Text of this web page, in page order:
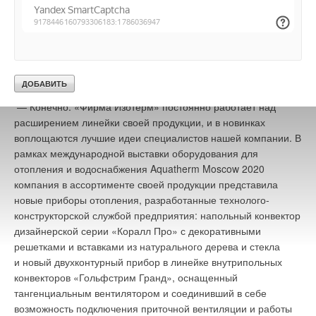
ложатся в основу нового оборудования?
— Конечно. «Фирма Изотерм» постоянно работает над
расширением линейки своей продукции, и в новинках
воплощаются лучшие идеи специалистов нашей компании. В
рамках международной выставки оборудования для
отопления и водоснабжения Aquatherm Moscow 2020
компания в ассортименте своей продукции представила
новые приборы отопления, разработанные технолого-
конструкторской службой предприятия: напольный конвектор
дизайнерской серии «Коралл Про» с декоративными
решетками и вставками из натурального дерева и стекла
и новый двухконтурный прибор в линейке внутрипольных
конвекторов «Гольфстрим Гранд», оснащенный
тангенциальным вентилятором и соединивший в себе
возможность подключения приточной вентиляции и работы